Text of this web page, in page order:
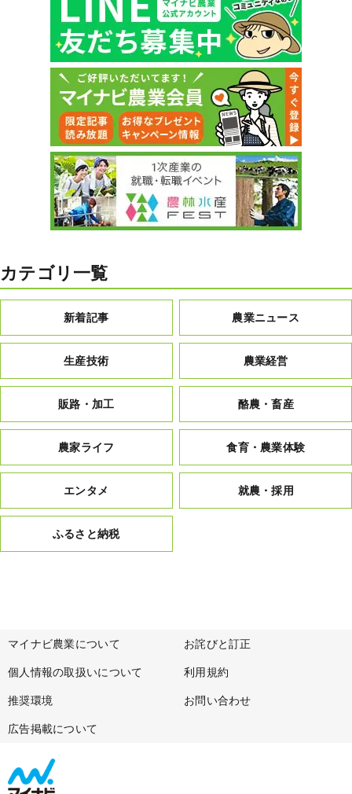
カテゴリ一覧
新着記事 農業ニュース
生産技術 農業経営
販路・加工 酪農・畜産
農家ライフ 食育・農業体験
エンタメ 就農・採用
ふるさと納税
マイナビ農業について お詫びと訂正
個人情報の取扱いについて 利用規約
推奨環境 お問い合わせ
広告掲載について